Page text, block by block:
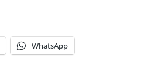
WhatsApp